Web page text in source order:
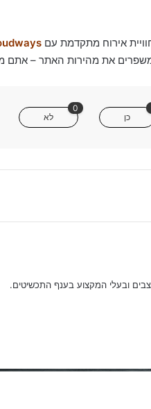
אירוח מתקדמת עם
את מהירות האתר – אתם
כן
לא
0
ובעלי המקצוע בענף התכשיטים.